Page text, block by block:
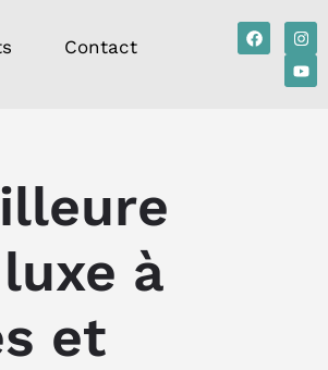
Contact
à
et